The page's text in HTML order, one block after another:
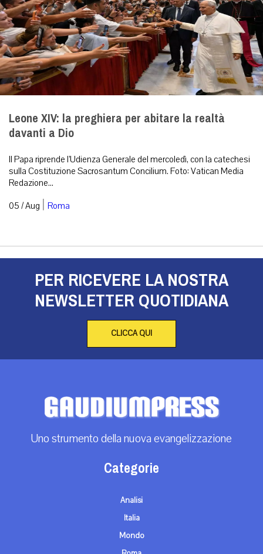
Leone XIV: la preghiera per abitare la realtà
davanti a Dio
Il Papa riprende l’Udienza Generale del mercoledì, con la catechesi
sulla Costituzione Sacrosantum Concilium. Foto: Vatican Media
Redazione...
05 / Aug | Roma
PER RICEVERE LA NOSTRA
NEWSLETTER QUOTIDIANA
CLICCA QUI
Uno strumento della nuova evangelizzazione
Categorie
Analisi
Italia
Mondo